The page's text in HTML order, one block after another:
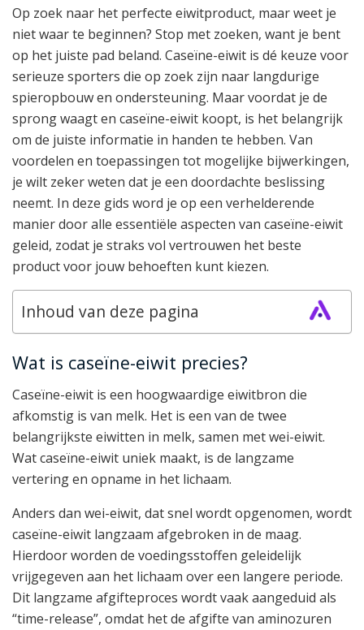
Op zoek naar het perfecte eiwitproduct, maar weet je
niet waar te beginnen? Stop met zoeken, want je bent
op het juiste pad beland. Caseïne-eiwit is dé keuze voor
serieuze sporters die op zoek zijn naar langdurige
spieropbouw en ondersteuning. Maar voordat je de
sprong waagt en caseïne-eiwit koopt, is het belangrijk
om de juiste informatie in handen te hebben. Van
voordelen en toepassingen tot mogelijke bijwerkingen,
je wilt zeker weten dat je een doordachte beslissing
neemt. In deze gids word je op een verhelderende
manier door alle essentiële aspecten van caseïne-eiwit
geleid, zodat je straks vol vertrouwen het beste
product voor jouw behoeften kunt kiezen.
Inhoud van deze pagina
Wat is caseïne-eiwit precies?
Caseïne-eiwit is een hoogwaardige eiwitbron die
afkomstig is van melk. Het is een van de twee
belangrijkste eiwitten in melk, samen met wei-eiwit.
Wat caseïne-eiwit uniek maakt, is de langzame
vertering en opname in het lichaam.
Anders dan wei-eiwit, dat snel wordt opgenomen, wordt
caseïne-eiwit langzaam afgebroken in de maag.
Hierdoor worden de voedingsstoffen geleidelijk
vrijgegeven aan het lichaam over een langere periode.
Dit langzame afgifteproces wordt vaak aangeduid als
“time-release”, omdat het de afgifte van aminozuren